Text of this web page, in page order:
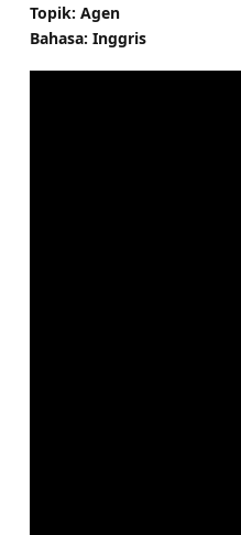
Topik: Agen
Bahasa: Inggris